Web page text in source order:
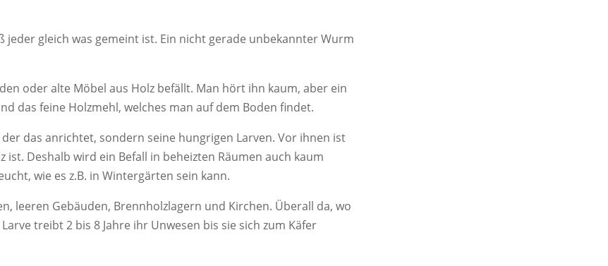
gleich was gemeint ist. Ein nicht gerade unbekannter Wurm
oder alte Möbel aus Holz befällt. Man hört ihn kaum, aber ein
das feine Holzmehl, welches man auf dem Boden findet.
das anrichtet, sondern seine hungrigen Larven. Vor ihnen ist
ist. Deshalb wird ein Befall in beheizten Räumen auch kaum
wie es z.B. in Wintergärten sein kann.
leeren Gebäuden, Brennholzlagern und Kirchen. Überall da, wo
treibt 2 bis 8 Jahre ihr Unwesen bis sie sich zum Käfer